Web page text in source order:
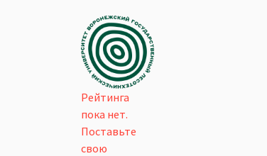
Рейтинга
пока нет.
Поставьте
свою